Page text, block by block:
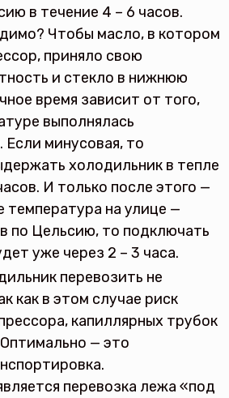
в течение 4 – 6 часов.
Чтобы масло, в котором
приняло свою
и стекло в нижнюю
время зависит от того,
выполнялась
Если минусовая, то
холодильник в тепле
И только после этого —
температура на улице —
по Цельсию, то подключать
уже через 2 – 3 часа.
перевозить не
как в этом случае риск
капиллярных трубок
— это
перевозка лежа «под